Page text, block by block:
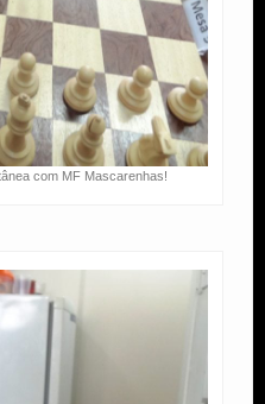
com MF Mascarenhas!